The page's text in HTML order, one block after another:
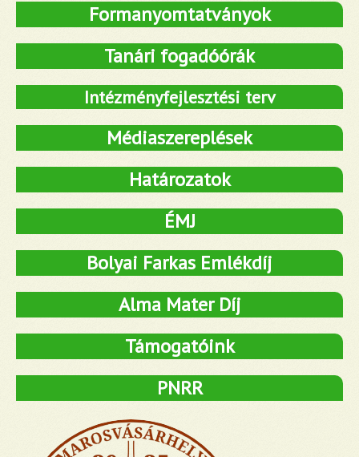
Formanyomtatványok
Tanári fogadóórák
Intézményfejlesztési terv
Médiaszereplések
Határozatok
ÉMJ
Bolyai Farkas Emlékdíj
Alma Mater Díj
Támogatóink
PNRR